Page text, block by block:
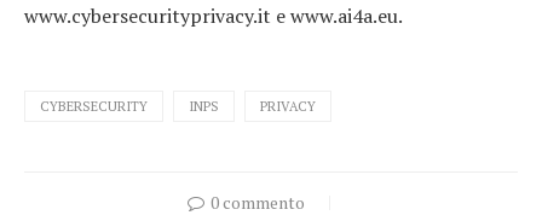
www.cybersecurityprivacy.it e www.ai4a.eu.
CYBERSECURITY INPS PRIVACY
0 commento